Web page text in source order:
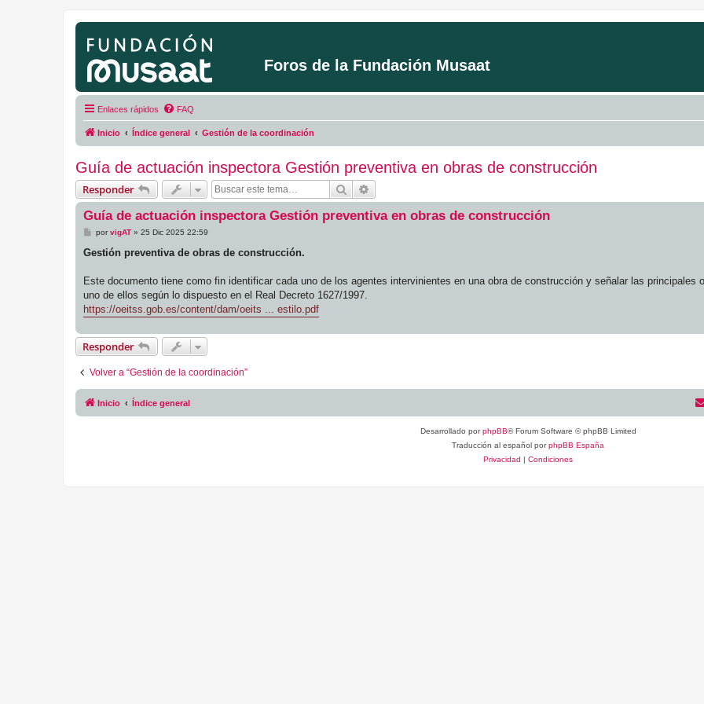
Foros de la Fundación Musaat
Enlaces rápidos FAQ
Inicio Índice general Gestión de la coordinación
Guía de actuación inspectora Gestión preventiva en obras de construcción
Responder Buscar
Guía de actuación inspectora Gestión preventiva en obras de construcción
M
n
j
porvigAT» 25 Dic 2025 22:59
Gestión preventiva de obras de construcción.
Este documento tiene como fin identificar cada uno de los agentes intervinientes en una obra de construcción y señalar las principales
uno de ellos según lo dispuesto en el Real Decreto 1627/1997.
https://oeitss.gob.es/content/dam/oeits ... estilo.pdf
Responder
Volver a “Gestión de la coordinación”
Inicio Índice general
Desarrollado porphpBB® Forum Software © phpBB Limited
Traducción al español porphpBB España
Privacidad | Condiciones